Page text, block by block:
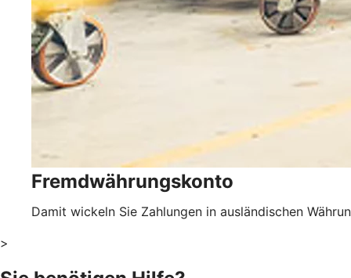
Fremdwährungskonto
Damit wickeln Sie Zahlungen in ausländischen
>